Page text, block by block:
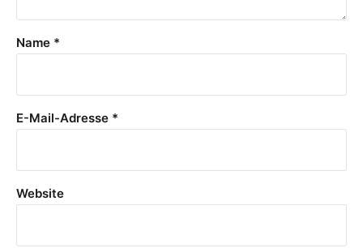
Name *
E-Mail-Adresse *
Website